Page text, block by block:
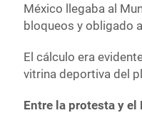
México llegaba al
bloqueos y obligado
El cálculo era
vitrina deportiva del
Entre la protesta y